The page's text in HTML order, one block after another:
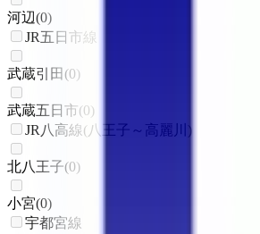
河辺(0)
JR五日市線
武蔵引田 (0)
武蔵五日市(0)
JR八高線(八王子～高麗川)
北八王子(0)
小宮(0)
宇都宮線